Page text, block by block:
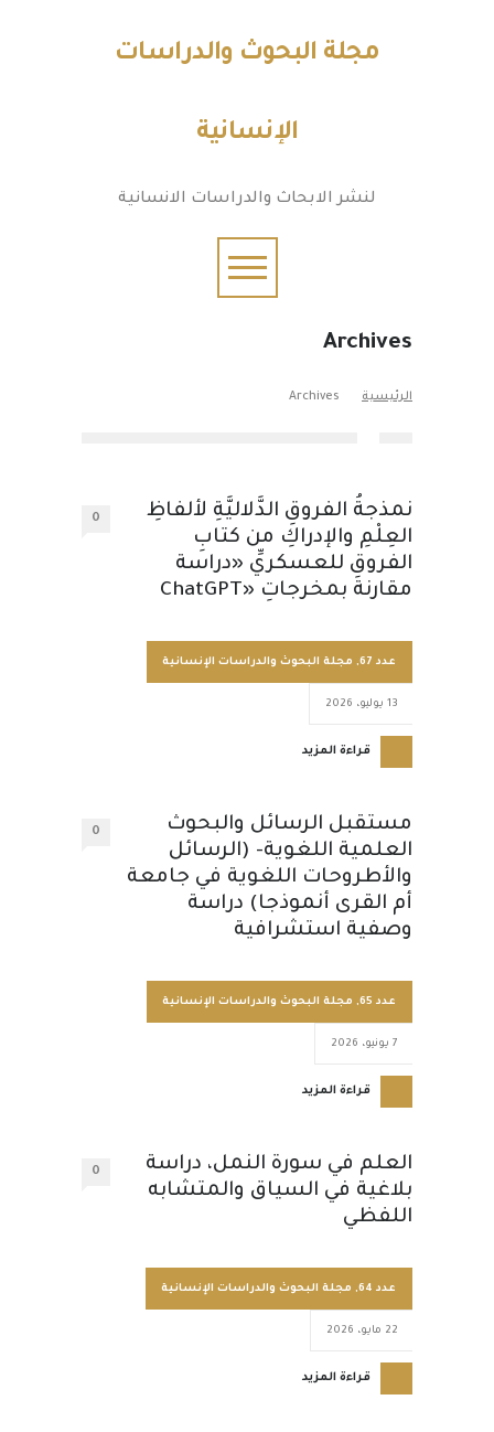
مجلة البحوث والدراسات
الإنسانية
لنشر الابحاث والدراسات الانسانية
Archives
الرئيسية Archives
نمذجةُ الفروقِ الدَّلاليَّةِ لألفاظِ
العِلْمِ والإدراكِ من كتابِ
الفروقِ للعسكريِّ «دراسة
مقارنة بمخرجاتِ «ChatGPT
0
عدد 67 , مجلة البحوث والدراسات الإنسانية
13 يوليو، 2026
قراءة المزيد
مستقبل الرسائل والبحوث
العلمية اللغوية- (الرسائل
والأطروحات اللغوية في جامعة
أم القرى أنموذجا) دراسة
وصفية استشرافية
0
عدد 65 , مجلة البحوث والدراسات الإنسانية
7 يونيو، 2026
قراءة المزيد
العلم في سورة النمل، دراسة
بلاغية في السياق والمتشابه
اللفظي
0
عدد 64 , مجلة البحوث والدراسات الإنسانية
22 مايو، 2026
قراءة المزيد